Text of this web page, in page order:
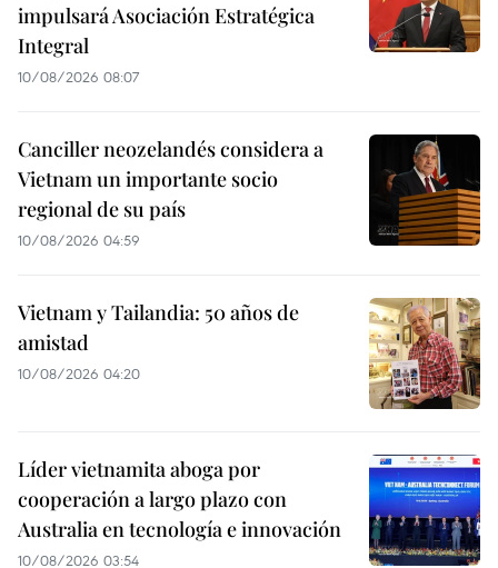
impulsará Asociación Estratégica
Integral
10/08/2026 08:07
Canciller neozelandés considera a
Vietnam un importante socio
regional de su país
10/08/2026 04:59
Vietnam y Tailandia: 50 años de
amistad
10/08/2026 04:20
Líder vietnamita aboga por
cooperación a largo plazo con
Australia en tecnología e innovación
10/08/2026 03:54